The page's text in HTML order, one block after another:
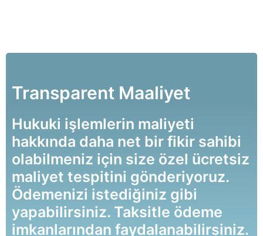
Transparent Maaliyet
Hukuki işlemlerin maliyeti
hakkında daha net bir fikir sahibi
olabilmeniz için size özel ücretsiz
maliyet tespitini gönderiyoruz.
Ödemenizi istediğiniz gibi
yapabilirsiniz. Taksitle ödeme
imkanlarından faydalanabilirsiniz.